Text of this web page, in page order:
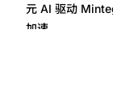
元 AI 驱动
加速